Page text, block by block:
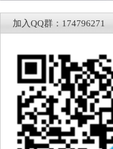
加入QQ群：174796271